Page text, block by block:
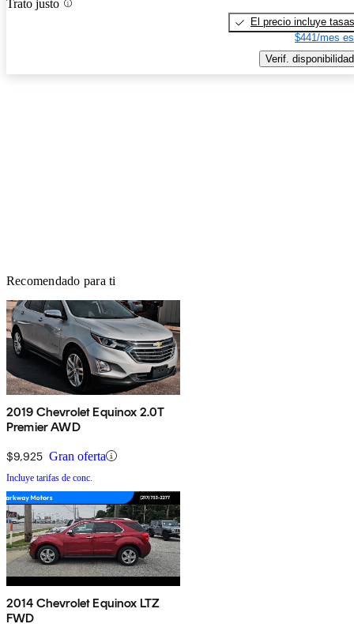
Trato justo
El precio incluye tasas
$441/mes
Verif. disponibilidad
Recomendado para ti
2019 Chevrolet Equinox 2.0T
Premier AWD
$9,925 Gran oferta
Incluye tarifas de conc.
2014 Chevrolet Equinox LTZ
FWD